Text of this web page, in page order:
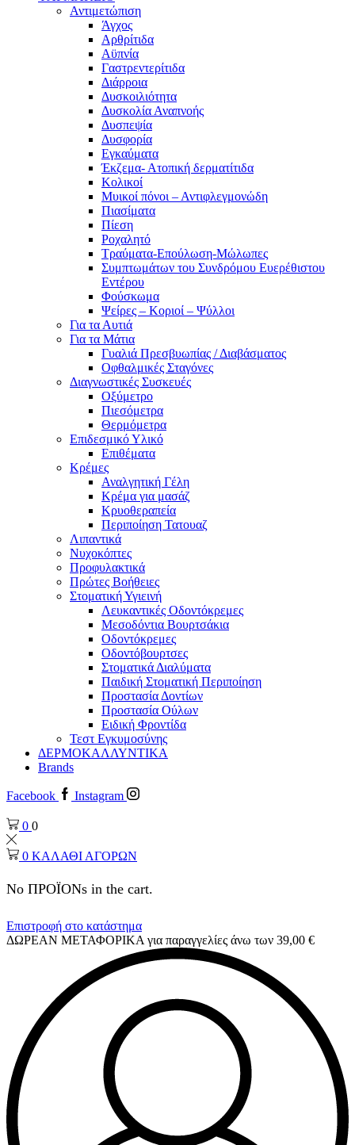
Αντιμετώπιση
Άγχος
Αρθρίτιδα
Αϋπνία
Γαστρεντερίτιδα
Διάρροια
Δυσκοιλιότητα
Δυσκολία Αναπνοής
Δυσπεψία
Δυσφορία
Εγκαύματα
Έκζεμα- Ατοπική δερματίτιδα
Κολικοί
Μυικοί πόνοι – Αντιφλεγμονώδη
Πιασίματα
Πίεση
Ροχαλητό
Τραύματα-Επούλωση-Μώλωπες
Συμπτωμάτων του Συνδρόμου Ευερέθιστου
Εντέρου
Φούσκωμα
Ψείρες – Κοριοί – Ψύλλοι
Για τα Αυτιά
Για τα Μάτια
Γυαλιά Πρεσβυωπίας / Διαβάσματος
Οφθαλμικές Σταγόνες
Διαγνωστικές Συσκευές
Οξύμετρο
Πιεσόμετρα
Θερμόμετρα
Επιδεσμικό Υλικό
Επιθέματα
Κρέμες
Αναλγητική Γέλη
Κρέμα για μασάζ
Κρυοθεραπεία
Περιποίηση Τατουαζ
Λιπαντικά
Νυχοκόπτες
Προφυλακτικά
Πρώτες Βοήθειες
Στοματική Υγιεινή
Λευκαντικές Οδοντόκρεμες
Μεσοδόντια Βουρτσάκια
Οδοντόκρεμες
Οδοντόβουρτσες
Στοματικά Διαλύματα
Παιδική Στοματική Περιποίηση
Προστασία Δοντίων
Προστασία Ούλων
Ειδική Φροντίδα
Τεστ Εγκυμοσύνης
ΔΕΡΜΟΚΑΛΛΥΝΤΙΚΑ
Brands
Facebook Instagram
0 0
0 ΚΑΛΑΘΙ ΑΓΟΡΩΝ
No ΠΡΟΪΟΝs in the cart.
Επιστροφή στο κατάστημα
ΔΩΡΕΑΝ ΜΕΤΑΦΟΡΙΚΑ για παραγγελίες άνω των 39,00 €